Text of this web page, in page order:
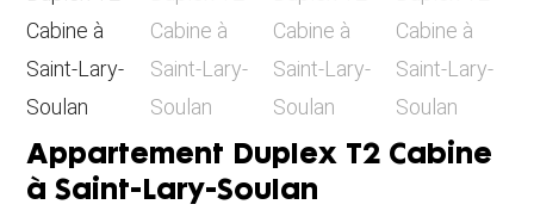
Appartement Duplex T2 Cabine
à Saint-Lary-Soulan